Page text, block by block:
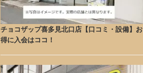
チョコザップ喜多見北口店【口コミ・設備】お
得に入会はココ！